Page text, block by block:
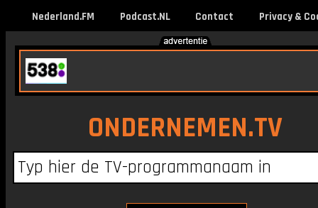
Nederland.FM Podcast.NL Contact Privacy &
ONDERNEMEN.TV